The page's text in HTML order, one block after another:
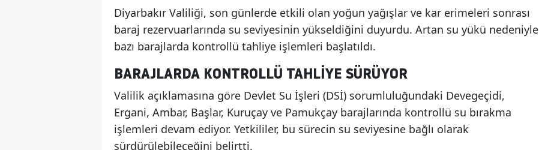
Diyarbakır Valiliği, son günlerde etkili olan yoğun yağışlar ve kar erimeleri sonrası
baraj rezervuarlarında su seviyesinin yükseldiğini duyurdu. Artan su yükü nedeniyle
bazı barajlarda kontrollü tahliye işlemleri başlatıldı.
BARAJLARDA KONTROLLÜ TAHLIYE SÜRÜYOR
Valilik açıklamasına göre Devlet Su İşleri (DSİ) sorumluluğundaki Devegeçidi,
Ergani, Ambar, Başlar, Kuruçay ve Pamukçay barajlarında kontrollü su bırakma
işlemleri devam ediyor. Yetkililer, bu sürecin su seviyesine bağlı olarak
sürdürülebileceğini belirtti.